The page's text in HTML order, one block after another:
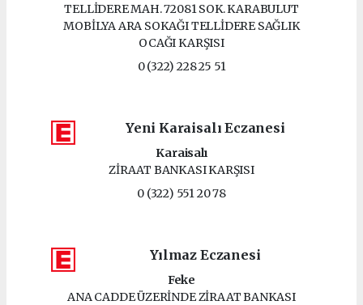
TELLİDERE MAH. 72081 SOK. KARABULUT
MOBİLYA ARA SOKAĞI TELLİDERE SAĞLIK
OCAĞI KARŞISI
0 (322) 228 25 51
Yeni Karaisalı Eczanesi
Karaisalı
ZİRAAT BANKASI KARŞISI
0 (322) 551 20 78
Yılmaz Eczanesi
Feke
ANA CADDE ÜZERİNDE ZİRAAT BANKASI